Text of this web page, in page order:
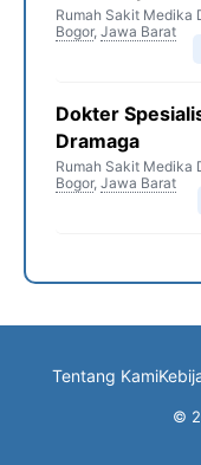
Rumah Sakit Medika
Bogor, Jawa Barat
Dokter
Dramaga
Rumah Sakit Medika
Bogor, Jawa Barat
Tentang Kami
©